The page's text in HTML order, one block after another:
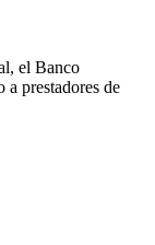
el Banco
prestadores de